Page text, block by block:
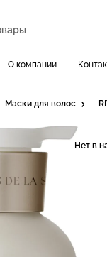
О компании
Маски для волос
Нет в